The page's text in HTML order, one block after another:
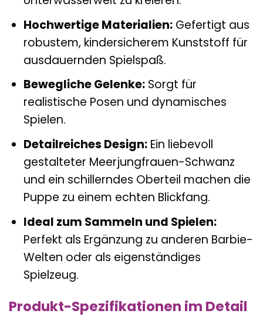
Hochwertige Materialien:Gefertigt aus
robustem, kindersicherem Kunststoff für
ausdauernden Spielspaß.
Bewegliche Gelenke:Sorgt für
realistische Posen und dynamisches
Spielen.
Detailreiches Design:Ein liebevoll
gestalteter Meerjungfrauen-Schwanz
und ein schillerndes Oberteil machen die
Puppe zu einem echten Blickfang.
Ideal zum Sammeln und Spielen:
Perfekt als Ergänzung zu anderen Barbie-
Welten oder als eigenständiges
Spielzeug.
Produkt-Spezifikationen im Detail